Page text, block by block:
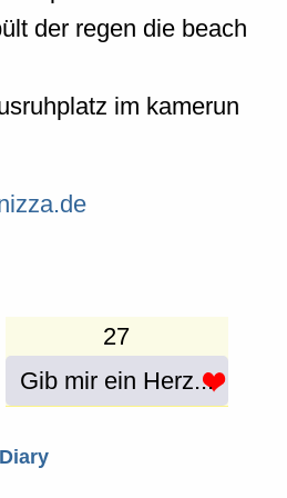
der regen die beach
im kamerun
27
Gib mir ein Herz...
Diary